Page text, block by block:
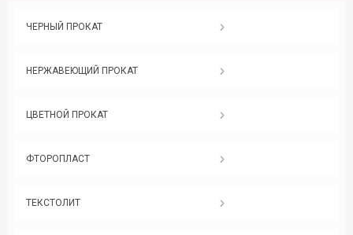
ЧЕРНЫЙ ПРОКАТ
НЕРЖАВЕЮЩИЙ ПРОКАТ
ЦВЕТНОЙ ПРОКАТ
ФТОРОПЛАСТ
ТЕКСТОЛИТ